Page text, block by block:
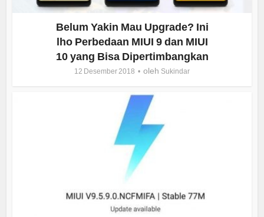
Belum Yakin Mau Upgrade? Ini
lho Perbedaan MIUI 9 dan MIUI
10 yang Bisa Dipertimbangkan
12 Desember 2018 oleh Sukindar